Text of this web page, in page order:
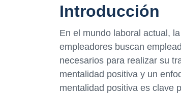
Introducción
En el mundo laboral actual,
empleadores buscan
necesarios para realizar su
mentalidad positiva y un
mentalidad positiva es clave